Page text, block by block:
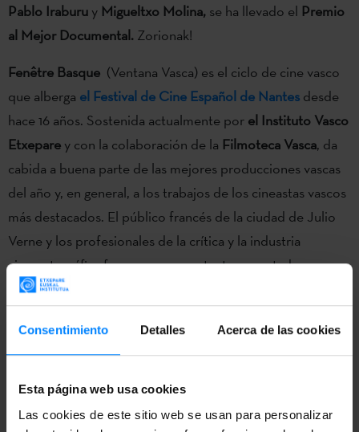
Consentimiento Detalles Acerca de las cookies
Esta página web usa cookies
Las cookies de este sitio web se usan para personalizar
Pablo Iraburu y Migueltxo Molina, se ha llevado el Premio
al Mejor Documental. Zorionak!
Fenêtre Basque (Ventana Vasca) es el ciclo de cine vasco
que alberga el Festival de Cine Español de Nantes desde
hace 16 años. Sostenida actualmente por el Instituto Vasco
Etxepare y con la colaboración de la Filmoteca Vasca, da
cabida a buena parte de las mejores producciones vascas
del año y, en general, a los trabajos de los cineastas vascos
más destacados. El público francés de la ciudad de Julio
Verne y los profesionales de la crítica y la industria
cinematográfica francesa son por tanto espectadores
acostumbrados a ver cine vasco en un certamen que suele
Dos películas de la sección
Festival de Nantes!AMAMAde Asier Altuna
Premio del Jurado Joven yMuros / Walls, dirigida por